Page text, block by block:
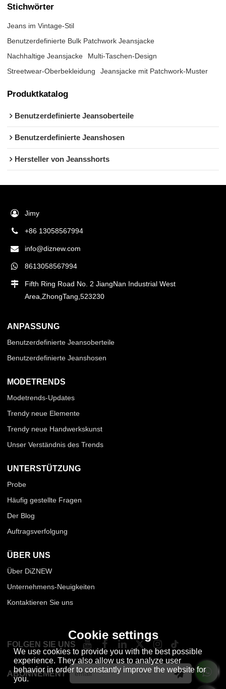
Stichwörter
Jeans im Vintage-Stil
Benutzerdefinierte Bulk Patchwork Jeansjacke
Nachhaltige Jeansjacke
Multi-Taschen-Design
Streetwear-Oberbekleidung
Jeansjacke mit Patchwork-Muster
Produktkatalog
Benutzerdefinierte Jeansoberteile
Benutzerdefinierte Jeanshosen
Hersteller von Jeansshorts
Jimy
+86 13058567994
info@diznew.com
8613058567994
Fifth Ring Road No. 2 JiangNan Industrial West
Area,ZhongTang,523230
ANPASSUNG
Benutzerdefinierte Jeansoberteile
Benutzerdefinierte Jeanshosen
MODETRENDS
Modetrends-Updates
Trendy neue Elemente
Trendy neue Handwerkskunst
Unser Verständnis des Trends
UNTERSTÜTZUNG
Probe
Häufig gestellte Fragen
Der Blog
Auftragsverfolgung
ÜBER UNS
Über DiZNEW
Unternehmens-Neuigkeiten
Kontaktieren Sie uns
FOLGEN SIE UNS
ABONNEMENT
Cookie settings
We use cookies to provide you with the best possible
experience. They also allow us to analyze user
behavior in order to constantly improve the website for
you.